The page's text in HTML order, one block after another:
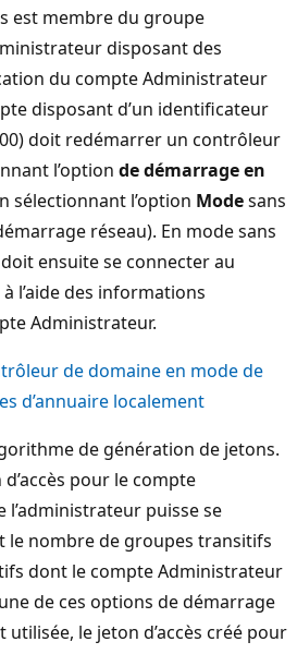
est membre du groupe
disposant des
du compte Administrateur
disposant d’un identificateur
doit redémarrer un contrôleur
l’option de démarrage en
sélectionnant l’option Modesans
réseau). En mode sans
ensuite se connecter au
l’aide des informations
Administrateur.
de domaine en mode de
d’annuaire localement
de génération de jetons.
pour le compte
puisse se
le nombre de groupes transitifs
dont le compte Administrateur
de ces options de démarrage
utilisée, le jeton d’accès créé pour